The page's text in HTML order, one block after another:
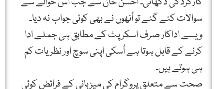
سوالات کئے گئے تو اُنھوں نے بھی کوئی جواب نہ دیا۔
ویسے اداکار صرف اسکرپٹ کے مطابق ہی جملے ادا
کرنے کے قابل ہوتا ہے اُسکی اپنی سوچ اور نظریات کم
ہی ہوتے ہیں۔
صحت سے متعلق پروگرام کی میزبانی کے فرائض کوئی